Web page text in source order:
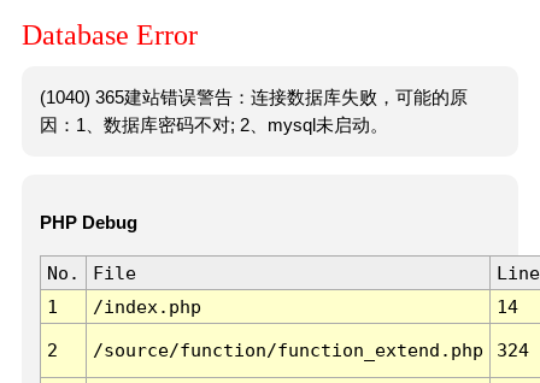
Database Error
(1040) 365建站错误警告：连接数据库失败，可能的原
因：1、数据库密码不对; 2、mysql未启动。
PHP Debug
No. File
Line
1
/index.php 14
2 /source/function/function_extend.php 324